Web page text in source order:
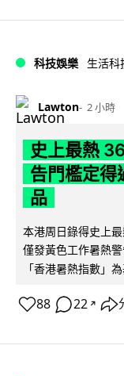
科技娛樂 生活科
Lawton 2 小時
史上最熱
告門檻定得
品
本港周日錄得史上
僅發黃色工作暑熱
「香港暑熱指數」
88 22 ↗